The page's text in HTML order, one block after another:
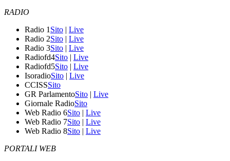
RADIO
Radio 1 Sito | Live
Radio 2Sito | Live
Radio 3Sito | Live
Radiofd4Sito | Live
Radiofd5Sito | Live
IsoradioSito | Live
CCISSSito
GR ParlamentoSito | Live
Giornale RadioSito
Web Radio 6Sito | Live
Web Radio 7Sito | Live
Web Radio 8Sito | Live
PORTALI WEB